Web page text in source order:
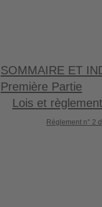
SOMMAIRE ET
Première Partie
Lois et
Règlement n° 2